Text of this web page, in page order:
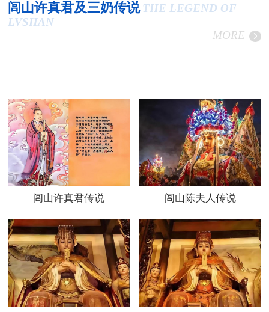
闾山许真君及三奶传说 THE LEGEND OF
LVSHAN
MORE
闾山许真君传说 闾山陈夫人传说